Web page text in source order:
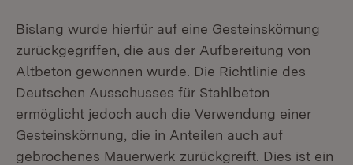
Bislang wurde hierfür auf eine Gesteinskörnung
zurückgegriffen, die aus der Aufbereitung von
Altbeton gewonnen wurde. Die Richtlinie des
Deutschen Ausschusses für Stahlbeton
ermöglicht jedoch auch die Verwendung einer
Gesteinskörnung, die in Anteilen auch auf
gebrochenes Mauerwerk zurückgreift. Dies ist ein